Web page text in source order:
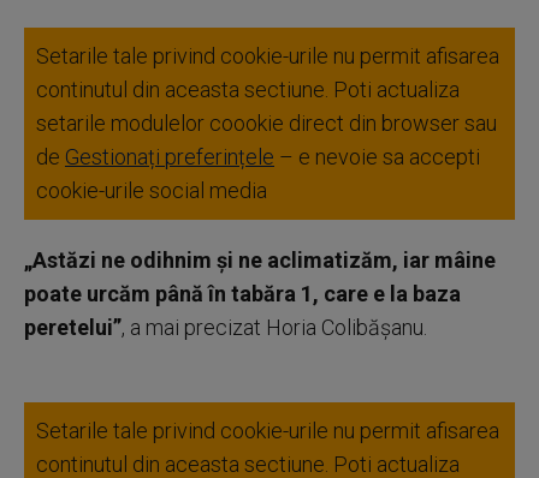
Setarile tale privind cookie-urile nu permit afisarea
continutul din aceasta sectiune. Poti actualiza
setarile modulelor coookie direct din browser sau
de Gestionați preferințele – e nevoie sa accepti
cookie-urile social media
„Astăzi ne odihnim şi ne aclimatizăm, iar mâine
poate urcăm până în tabăra 1, care e la baza
peretelui”, a mai precizat Horia Colibăşanu.
Setarile tale privind cookie-urile nu permit afisarea
continutul din aceasta sectiune. Poti actualiza